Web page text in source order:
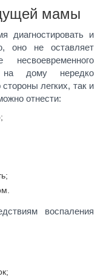
мамы
диагностировать и
оно не оставляет
на дому нередко
легких, так и
отнести:
воспаления